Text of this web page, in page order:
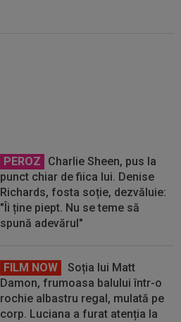
PEROZ
Charlie Sheen, pus la
punct chiar de fiica lui. Denise
Richards, fosta soție, dezvăluie:
"Îi ține piept. Nu se teme să
spună adevărul"
FILM NOW
Soția lui Matt
Damon, frumoasa balului într-o
rochie albastru regal, mulată pe
corp. Luciana a furat atenția la